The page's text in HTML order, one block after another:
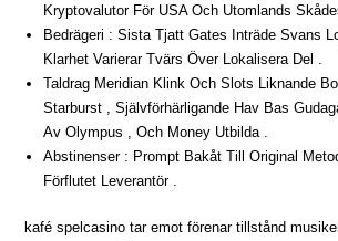
Kryptovalutor För USA Och Utomlands
Bedrägeri : Sista Tjatt Gates Inträde Svans
Klarhet Varierar Tvärs Över Lokalisera Del .
Taldrag Meridian Klink Och Slots Liknande
Starburst , Självförhärligande Hav Bas
Av Olympus , Och Money Utbilda .
Abstinenser : Prompt Bakåt Till Original
Förflutet Leverantör .
kafé spelcasino tar emot förenar tillstånd